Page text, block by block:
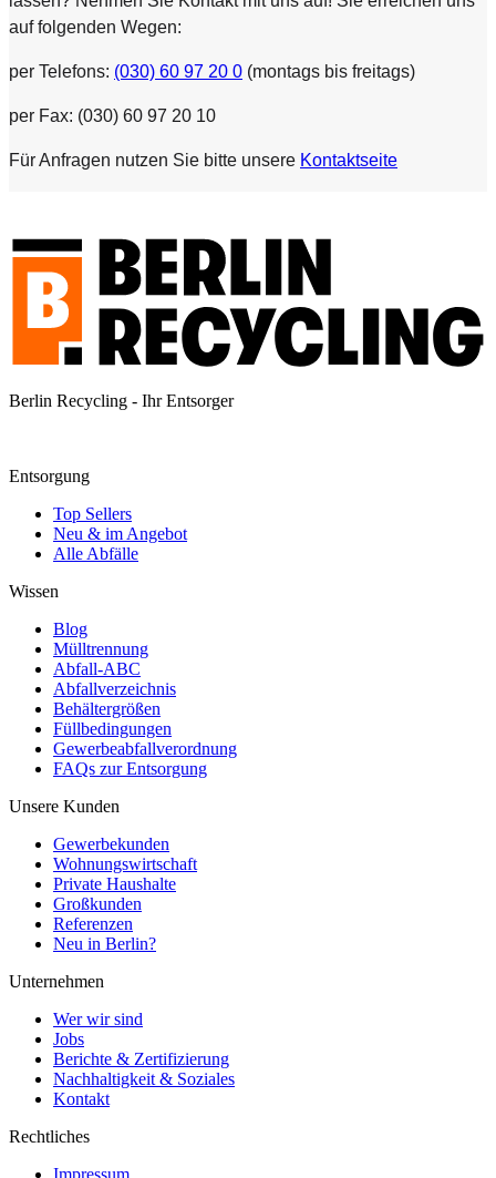
auf folgenden Wegen:
per Telefons: (030) 60 97 20 0 (montags bis freitags)
per Fax: (030) 60 97 20 10
Für Anfragen nutzen Sie bitte unsere Kontaktseite
Berlin Recycling - Ihr Entsorger
Entsorgung
Top Sellers
Neu & im Angebot
Alle Abfälle
Wissen
Blog
Mülltrennung
Abfall-ABC
Abfallverzeichnis
Behältergrößen
Füllbedingungen
Gewerbeabfallverordnung
FAQs zur Entsorgung
Unsere Kunden
Gewerbekunden
Wohnungswirtschaft
Private Haushalte
Großkunden
Referenzen
Neu in Berlin?
Unternehmen
Wer wir sind
Jobs
Berichte & Zertifizierung
Nachhaltigkeit & Soziales
Kontakt
Rechtliches
Impressum